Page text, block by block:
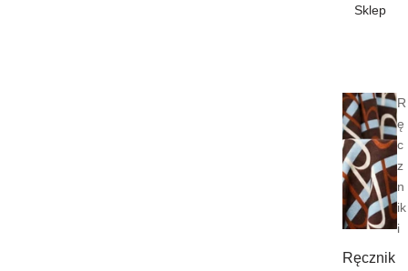
Sklep
R
ę
c
z
n
ik
i
Ręcznik